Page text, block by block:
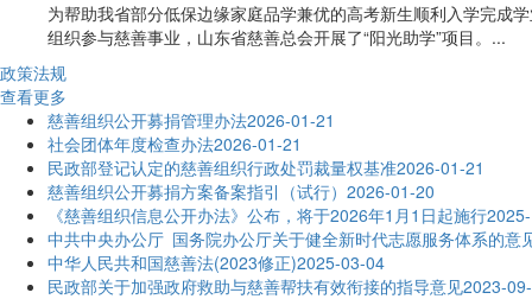
为帮助我省部分低保边缘家庭品学兼优的高考新生顺利入学完成
组织参与慈善事业，山东省慈善总会开展了“阳光助学”项目。...
政策法规
查看更多
慈善组织公开募捐管理办法2026-01-21
社会团体年度检查办法2026-01-21
民政部登记认定的慈善组织行政处罚裁量权基准2026-01-21
慈善组织公开募捐方案备案指引（试行） 2026-01-20
《慈善组织信息公开办法》公布，将于2026年1月1日起施行
中共中央办公厅 国务院办公厅关于健全新时代志愿服务体系的意
中华人民共和国慈善法(2023修正)2025-03-04
民政部关于加强政府救助与慈善帮扶有效衔接的指导意见2023-